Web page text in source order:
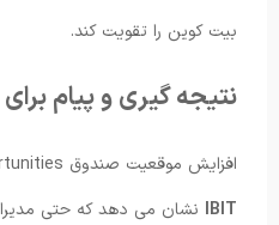
بیت کوین را تقویت کند.
نتیجه گیری و پیام
افزایش موقعیت صندوق Strategic Income Opportunities در
IBIT نشان می دهد که حتی